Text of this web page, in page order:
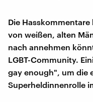
Die
von weißen, alten
nach annehmen
LGBT-Community.
gay enough", um die
Superheldinnenrolle